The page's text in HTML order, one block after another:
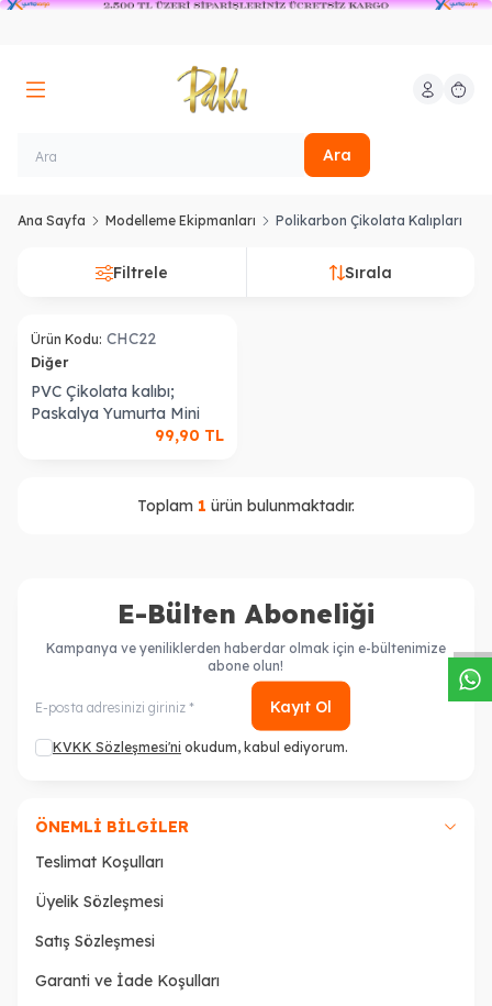
Ara
Hesabım
Ana Sayfa Modelleme Ekipmanları Polikarbon Çikolata Kalıpları
Filtrele Sırala
Ürün Kodu: CHC22
Diğer
PVC Çikolata kalıbı;
Paskalya Yumurta Mini
99,90 TL
Toplam 1 ürün bulunmaktadır.
E-Bülten Aboneliği
Kampanya ve yeniliklerden haberdar olmak için e-bültenimize
abone olun!
Kayıt Ol
KVKK Sözleşmesi'ni okudum, kabul ediyorum.
ÖNEMLI BILGILER
Teslimat Koşulları
Üyelik Sözleşmesi
Satış Sözleşmesi
Garanti ve İade Koşulları